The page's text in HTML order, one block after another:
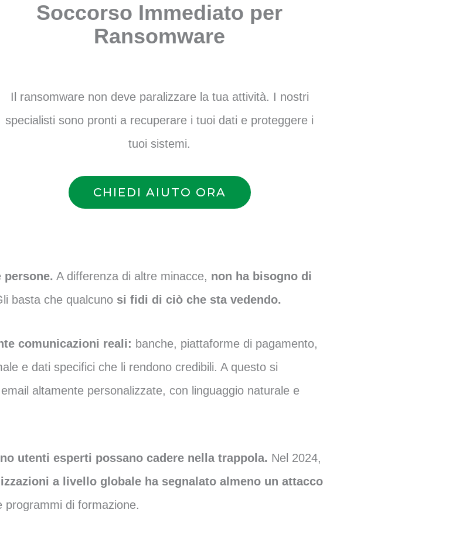
Soccorso Immediato per
Ransomware
Il ransomware non deve paralizzare la tua attività. I nostri
specialisti sono pronti a recuperare i tuoi dati e proteggere i
tuoi sistemi.
CHIEDI AIUTO ORA
A differenza di altre minacce, non ha bisogno di
basta che qualcuno si fidi di ciò che sta vedendo.
comunicazioni reali: banche, piattaforme di pagamento,
e dati specifici che li rendono credibili. A questo si
altamente personalizzate, con linguaggio naturale e
utenti esperti possano cadere nella trappola. Nel 2024,
a livello globale ha segnalato almeno un attacco
programmi di formazione.